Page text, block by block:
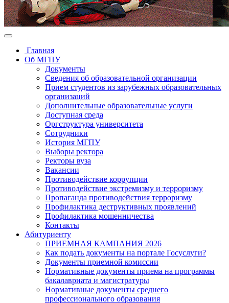
Главная
Об МГПУ
Документы
Сведения об образовательной организации
Прием студентов из зарубежных образовательных
организаций
Дополнительные образовательные услуги
Доступная среда
Оргструктура университета
Сотрудники
История МГПУ
Выборы ректора
Ректоры вуза
Вакансии
Противодействие коррупции
Противодействие экстремизму и терроризму
Пропаганда противодействия терроризму
Профилактика деструктивных проявлений
Профилактика мошенничества
Контакты
Абитуриенту
ПРИЕМНАЯ КАМПАНИЯ 2026
Как подать документы на портале Госуслуги?
Документы приемной комиссии
Нормативные документы приема на программы
бакалавриата и магистратуры
Нормативные документы среднего
профессионального образования